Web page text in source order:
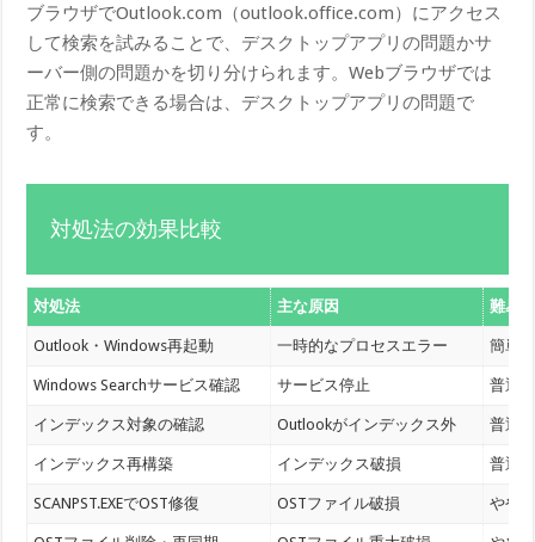
ブラウザでOutlook.com（outlook.office.com）にアクセス
して検索を試みることで、デスクトップアプリの問題かサ
ーバー側の問題かを切り分けられます。Webブラウザでは
正常に検索できる場合は、デスクトップアプリの問題で
す。
対処法の効果比較
対処法 主な原因 難易
Outlook・Windows再起動 一時的なプロセスエラー 簡単
Windows Searchサービス確認 サービス停止 普通
インデックス対象の確認 Outlookがインデックス外 普通
インデックス再構築 インデックス破損 普通
SCANPST.EXEでOST修復 OSTファイル破損 やや